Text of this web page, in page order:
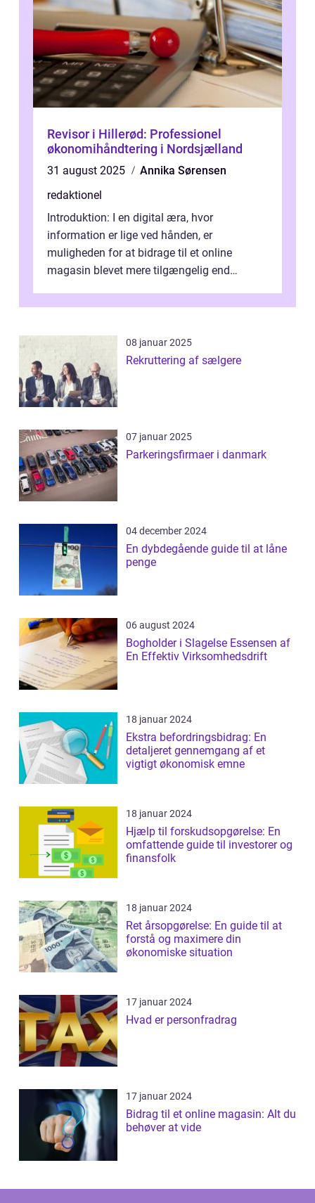
Revisor i Hillerød: Professionel
økonomihåndtering i Nordsjælland
31 august 2025
Annika Sørensen
redaktionel
Introduktion: I en digital æra, hvor
information er lige ved hånden, er
muligheden for at bidrage til et online
magasin blevet mere tilgængelig end
magas...
08 januar 2025
Rekruttering af sælgere
07 januar 2025
Parkeringsfirmaer i danmark
04 december 2024
En dybdegående guide til at låne
penge
06 august 2024
Bogholder i Slagelse Essensen af
En Effektiv Virksomhedsdrift
18 januar 2024
Ekstra befordringsbidrag: En
detaljeret gennemgang af et
vigtigt økonomisk emne
18 januar 2024
Hjælp til forskudsopgørelse: En
omfattende guide til investorer og
finansfolk
18 januar 2024
Ret årsopgørelse: En guide til at
forstå og maximere din
økonomiske situation
17 januar 2024
Hvad er personfradrag
17 januar 2024
Bidrag til et online magasin: Alt du
behøver at vide